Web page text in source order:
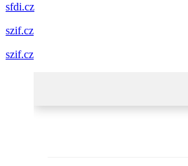
sfdi.cz
szif.cz
szif.cz